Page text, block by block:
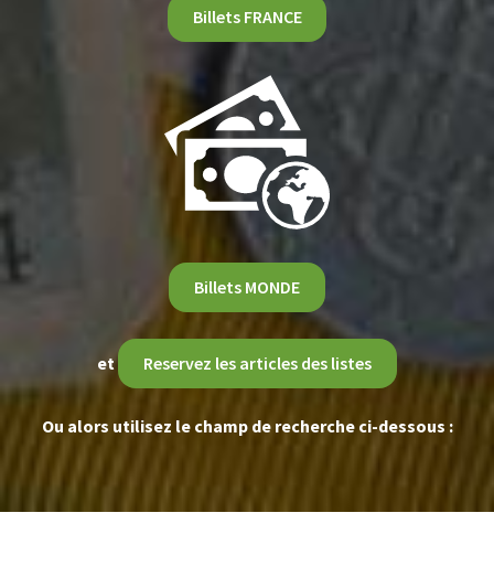
Billets FRANCE
Billets MONDE
et Reservez les articles des listes
Ou alors utilisez le champ de recherche ci-dessous :